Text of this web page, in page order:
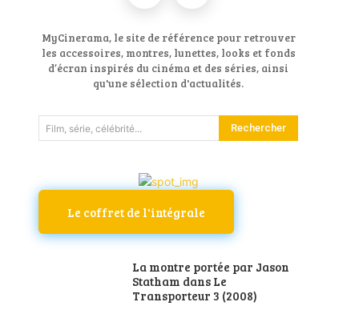
MyCinerama, le site de référence pour retrouver
les accessoires, montres, lunettes, looks et fonds
d’écran inspirés du cinéma et des séries, ainsi
qu'une sélection d'actualités.
Film, série, célébrité... Rechercher
Le coffret de l'intégrale
La montre portée par Jason
Statham dans Le
Transporteur 3 (2008)